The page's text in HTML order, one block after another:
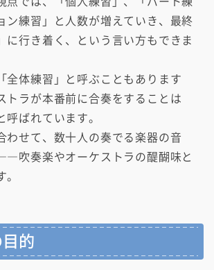
ン練習」と人数が増えていき、最終
に行き着く、という言い方もできま
全体練習」と呼ぶこともあります
トラが本番前に合奏をすることは
呼ばれています。
わせて、数十人の奏でる楽器の音
吹奏楽やオーケストラの醍醐味と
。
的